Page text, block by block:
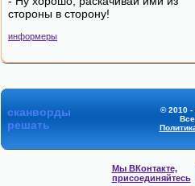
стороны в сторону!
информеры
сканворды
решать
© 2010 -
Мы ВКонтакте,
присоединяйтесь